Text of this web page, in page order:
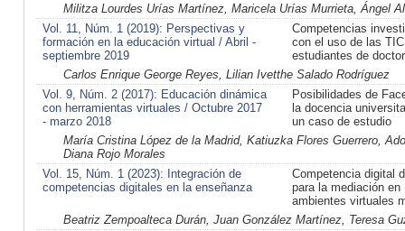
Militza Lourdes Urías Martínez, Maricela Urías Murrieta, Ángel
Vol. 11, Núm. 1 (2019): Perspectivas y
formación en la educación virtual / Abril -
septiembre 2019
Competencias
con el uso de las
estudiantes de
Carlos Enrique George Reyes, Lilian Ivetthe Salado Rodríguez
Vol. 9, Núm. 2 (2017): Educación dinámica
con herramientas virtuales / Octubre 2017
- marzo 2018
Posibilidades de
la docencia
un caso de estudio
María Cristina López de la Madrid, Katiuzka Flores Guerrero,
Diana Rojo Morales
Vol. 15, Núm. 1 (2023): Integración de
competencias digitales en la enseñanza
Competencia digital
para la mediación en
ambientes virtuales
Beatriz Zempoalteca Durán, Juan González Martínez, Teresa